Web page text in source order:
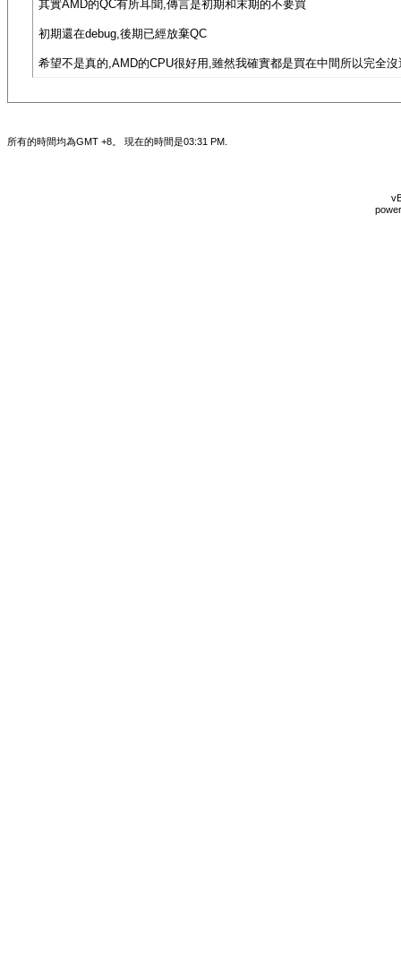
其實AMD的QC有所耳聞,傳言是初期和末期的不要買
初期還在debug,後期已經放棄QC
希望不是真的,AMD的CPU很好用,雖然我確實都是買在中間所以完全
所有的時間均為GMT +8。 現在的時間是03:31 PM